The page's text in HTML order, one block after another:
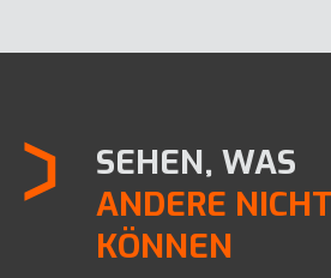
SEHEN, WAS
ANDERE
KÖNNEN